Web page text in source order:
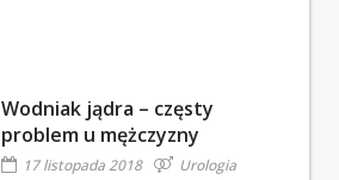
Wodniak jądra – częsty
problem u mężczyzny
17 listopada 2018 Urologia